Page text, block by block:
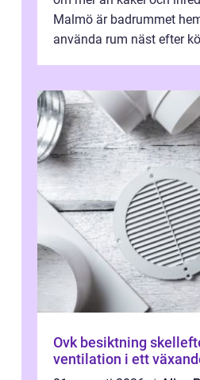
Malmö är badrummet
använda rum näst efter
Ovk besiktning skellefteå
ventilation i ett